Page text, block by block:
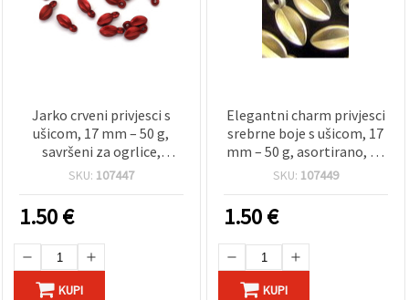
Jarko crveni privjesci s
ušicom, 17 mm – 50 g,
savršeni za ogrlice,
narukvice i uradi-sam
SKU: 107447
1.50€
KUPI
Elegantni charm privjesci
srebrne boje s ušicom, 17
mm – 50 g, asortirano, za
ogrlice, narukvice i DIY
SKU: 107449
1.50€
KUPI